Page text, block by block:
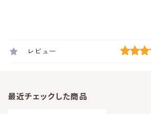
レビュー
最近チェックした商品